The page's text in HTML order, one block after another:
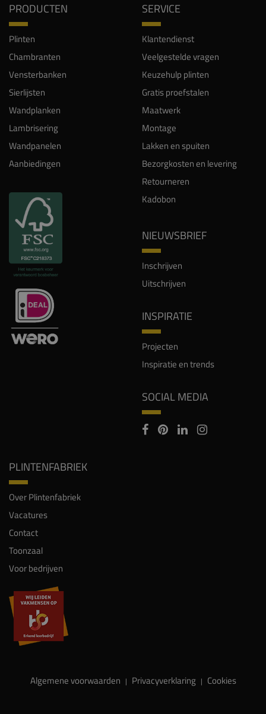
PRODUCTEN
Plinten
Chambranten
Vensterbanken
Sierlijsten
Wandplanken
Lambrisering
Wandpanelen
Aanbiedingen
SERVICE
Klantendienst
Veelgestelde vragen
Keuzehulp plinten
Gratis proefstalen
Maatwerk
Montage
Lakken en spuiten
Bezorgkosten en levering
Retourneren
Kadobon
NIEUWSBRIEF
Inschrijven
Uitschrijven
INSPIRATIE
Projecten
Inspiratie en trends
SOCIAL MEDIA
PLINTENFABRIEK
Over Plintenfabriek
Vacatures
Contact
Toonzaal
Voor bedrijven
Algemene voorwaarden | Privacyverklaring | Cookies